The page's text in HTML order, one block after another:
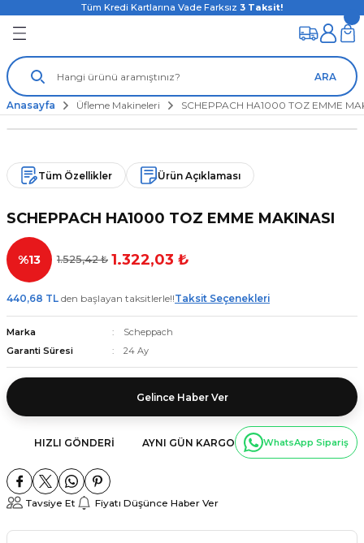
Tüm Kredi Kartlarına Vade Farksız 3 Taksit!
ARA
Anasayfa Üfleme Makineleri SCHEPPACH HA1000 TOZ EMME
Tüm Özellikler Ürün Açıklaması
SCHEPPACH HA1000 TOZ EMME MAKINASI
%13 1.525,42 ₺ 1.322,03 ₺
440,68 TL den başlayan taksitlerle!!Taksit Seçenekleri
Marka
Scheppach
Garanti Süresi
24 Ay
Gelince Haber Ver
HIZLI GÖNDERI AYNI GÜN KARGO WhatsApp Sipariş
Tavsiye Et Fiyatı Düşünce Haber Ver